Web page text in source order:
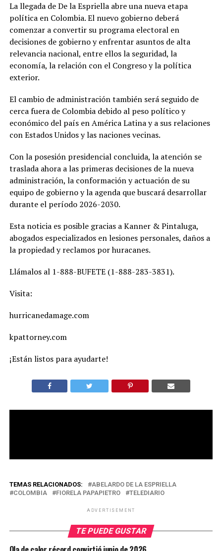
La llegada de De la Espriella abre una nueva etapa
política en Colombia. El nuevo gobierno deberá
comenzar a convertir su programa electoral en
decisiones de gobierno y enfrentar asuntos de alta
relevancia nacional, entre ellos la seguridad, la
economía, la relación con el Congreso y la política
exterior.
El cambio de administración también será seguido de
cerca fuera de Colombia debido al peso político y
económico del país en América Latina y a sus relaciones
con Estados Unidos y las naciones vecinas.
Con la posesión presidencial concluida, la atención se
traslada ahora a las primeras decisiones de la nueva
administración, la conformación y actuación de su
equipo de gobierno y la agenda que buscará desarrollar
durante el período 2026-2030.
Esta noticia es posible gracias a Kanner & Pintaluga,
abogados especializados en lesiones personales, daños a
la propiedad y reclamos por huracanes.
Llámalos al 1-888-BUFETE (1-888-283-3831).
Visita:
hurricanedamage.com
kpattorney.com
¡Están listos para ayudarte!
TEMAS RELACIONADOS:
ABELARDO DE LA ESPRIELLA
COLOMBIA
FIORELA PAPAPIETRO TELEDIARIO
ADVERTISEMENT
TE PUEDE GUSTAR